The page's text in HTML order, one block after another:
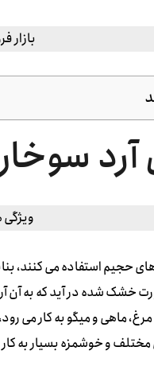
آرد
حجیم استفاده می کنند،
خشک شده در آید که به آن
ماهی و میگو به کار می
و خوشمزه بسیار به